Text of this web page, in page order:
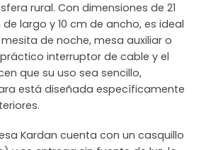
rural. Con dimensiones de 21
largo y 10 cm de ancho, es ideal
de noche, mesa auxiliar o
interruptor de cable y el
que su uso sea sencillo,
está diseñada específicamente
Kardan cuenta con un casquillo